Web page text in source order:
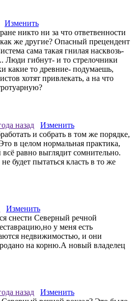
Изменить
никто ни за что ответвенности
же другие? Опасный прецендент
сама такая гнилая насквозь-
Люди гибнут- и то стрелочники
какие то древние- подумаешь,
хотят привлекать, а на что
назад
Изменить
и собрать в том же порядке,
в целом нормальная практика,
равно выглядит сомнительно.
будет пытаться класть в то же
Изменить
снести Северный речной
у меня есть
недвижимостью, и они
на корню.А новый владелец
назад
Изменить